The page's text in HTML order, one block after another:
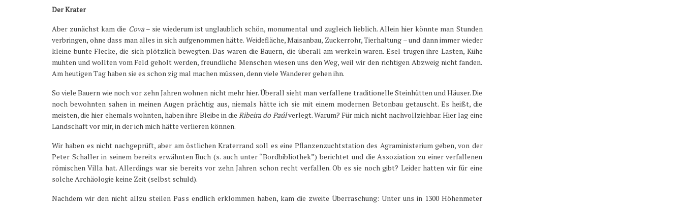
Der Krater
Aber zunächst kam die Cova– sie wiederum ist unglaublich schön, monumental und zugleich lieblich. Allein hier könnte man Stunden
verbringen, ohne dass man alles in sich aufgenommen hätte. Weidefläche, Maisanbau, Zuckerrohr, Tierhaltung – und dann immer wieder
kleine bunte Flecke, die sich plötzlich bewegten. Das waren die Bauern, die überall am werkeln waren. Esel trugen ihre Lasten, Kühe
muhten und wollten vom Feld geholt werden, freundliche Menschen wiesen uns den Weg, weil wir den richtigen Abzweig nicht fanden.
Am heutigen Tag haben sie es schon zig mal machen müssen, denn viele Wanderer gehen ihn.
So viele Bauern wie noch vor zehn Jahren wohnen nicht mehr hier. Überall sieht man verfallene traditionelle Steinhütten und Häuser. Die
noch bewohnten sahen in meinen Augen prächtig aus, niemals hätte ich sie mit einem modernen Betonbau getauscht. Es heißt, die
meisten, die hier ehemals wohnten, haben ihre Bleibe in dieRibeira do Paúlverlegt. Warum? Für mich nicht nachvollziehbar. Hier lag eine
Landschaft vor mir, in der ich mich hätte verlieren können.
Wir haben es nicht nachgeprüft, aber am östlichen Kraterrand soll es eine Pflanzenzuchtstation des Agraministerium geben, von der
Peter Schaller in seinem bereits erwähnten Buch (s. auch unter “Bordbibliothek”) berichtet und die Assoziation zu einer verfallenen
römischen Villa hat. Allerdings war sie bereits vor zehn Jahren schon recht verfallen. Ob es sie noch gibt? Leider hatten wir für eine
solche Archäologie keine Zeit (selbst schuld).
Nachdem wir den nicht allzu steilen Pass endlich erklommen haben, kam die zweite Überraschung: Unter uns in 1300 Höhenmeter